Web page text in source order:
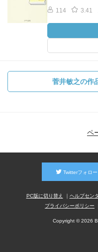
114 3.41
菅井敏之の作
ペ
Twitterフォロー
PC版に切り替え ヘルプセン
プライバシーポリシー
Copyright © 2026